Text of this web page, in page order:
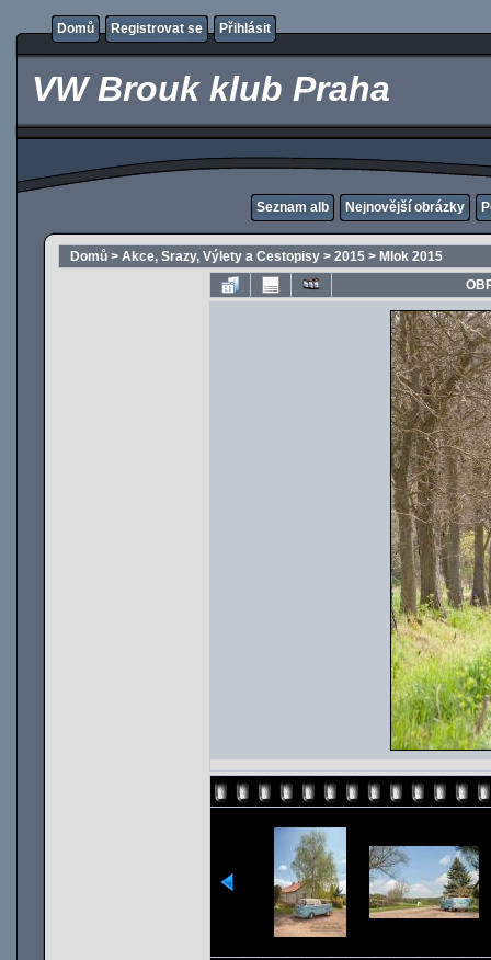
Domů Registrovat se Přihlásit
VW Brouk klub Praha
Seznam alb Nejnovější obrázky
Domů > Akce, Srazy, Výlety a Cestopisy > 2015 > Mlok 2015